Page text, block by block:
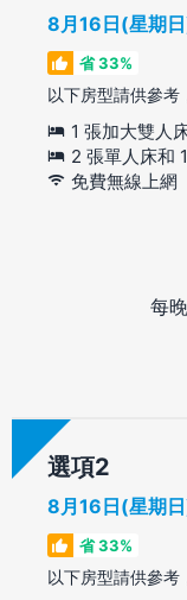
8月16日(星期
省 33%
以下房型請供參考
1 張加大雙人
2 張單人床和
免費無線上網
每晚
選項
8月16日(星期
省 33%
以下房型請供參考